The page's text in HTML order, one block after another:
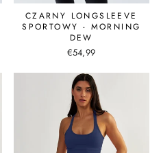
CZARNY LONGSLEEVE
SPORTOWY - MORNING
DEW
€54,99